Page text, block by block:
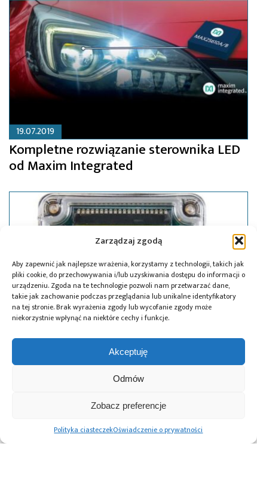
Zarządzaj zgodą
Aby zapewnić jak najlepsze wrażenia, korzystamy z technologii, takich jak
pliki cookie, do przechowywania i/lub uzyskiwania dostępu do informacji o
urządzeniu. Zgoda na te technologie pozwoli nam przetwarzać dane,
takie jak zachowanie podczas przeglądania lub unikalne identyfikatory
na tej stronie. Brak wyrażenia zgody lub wycofanie zgody może
niekorzystnie wpłynąć na niektóre cechy i funkcje.
Akceptuję
Odmów
Zobacz preferencje
Polityka ciasteczekOświadczenie o prywatności
19.07.2019
Kompletne rozwiązanie sterownika LED
od Maxim Integrated
21.10.2014
Firma Maxim Integrated prezentuje
projekt referencyjny ultradźwiękowego
licznika wody i ciepła